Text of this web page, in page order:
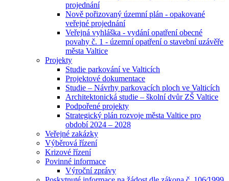
projednání
Nově pořizovaný územní plán - opakované
veřejné projednání
Veřejná vyhláška - vydání opatření obecné
povahy č. 1 - územní opatření o stavební uzávěře
města Valtice
Projekty
Studie parkování ve Valticích
Projektové dokumentace
Studie – Návrhy parkovacích ploch ve Valticích
Architektonická studie – školní dvůr ZŠ Valtice
Podpořené projekty
Strategický plán rozvoje města Valtice pro
období 2024 – 2028
Veřejné zakázky
Výběrová řízení
Krizové řízení
Povinné informace
Výroční zprávy